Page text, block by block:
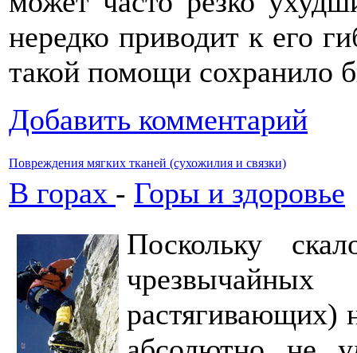
нередко приводит к его
такой помощи сохранило
Добавить комментарий
Повреждения мягких тканей (сухожилия и связки)
В горах - Горы и здоровье
Поскольку
растягивающих)